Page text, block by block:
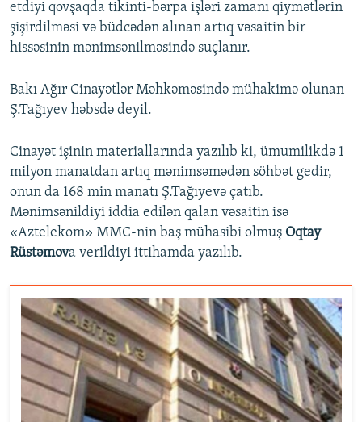
etdiyi qovşaqda tikinti-bərpa işləri zamanı qiymətlərin
şişirdilməsi və büdcədən alınan artıq vəsaitin bir
hissəsinin mənimsənilməsində suçlanır.
Bakı Ağır Cinayətlər Məhkəməsində mühakimə olunan
Ş.Tağıyev həbsdə deyil.
Cinayət işinin materiallarında yazılıb ki, ümumilikdə 1
milyon manatdan artıq mənimsəmədən söhbət gedir,
onun da 168 min manatı Ş.Tağıyevə çatıb.
Mənimsənildiyi iddia edilən qalan vəsaitin isə
«Aztelekom» MMC-nin baş mühasibi olmuş Oqtay
Rüstəmova verildiyi ittihamda yazılıb.